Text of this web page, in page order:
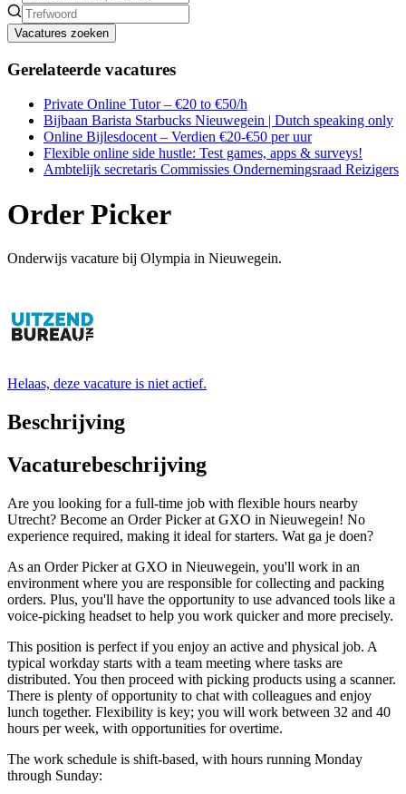
Vacatures zoeken
Gerelateerde vacatures
Private Online Tutor – €20 to €50/h
Bijbaan Barista Starbucks Nieuwegein | Dutch speaking only
Online Bijlesdocent – Verdien €20-€50 per uur
Flexible online side hustle: Test games, apps & surveys!
Ambtelijk secretaris Commissies Ondernemingsraad Reizigers
Order Picker
Onderwijs vacature bij Olympia in Nieuwegein.
Helaas, deze vacature is niet actief.
Beschrijving
Vacaturebeschrijving
Are you looking for a full-time job with flexible hours nearby
Utrecht? Become an Order Picker at GXO in Nieuwegein! No
experience required, making it ideal for starters. Wat ga je doen?
As an Order Picker at GXO in Nieuwegein, you'll work in an
environment where you are responsible for collecting and packing
orders. Plus, you'll have the opportunity to use advanced tools like a
voice-picking headset to help you work quicker and more precisely.
This position is perfect if you enjoy an active and physical job. A
typical workday starts with a team meeting where tasks are
distributed. You then proceed with picking products using a scanner.
There is plenty of opportunity to chat with colleagues and enjoy
lunch together. Flexibility is key; you will work between 32 and 40
hours per week, with opportunities for overtime.
The work schedule is shift-based, with hours running Monday
through Sunday: